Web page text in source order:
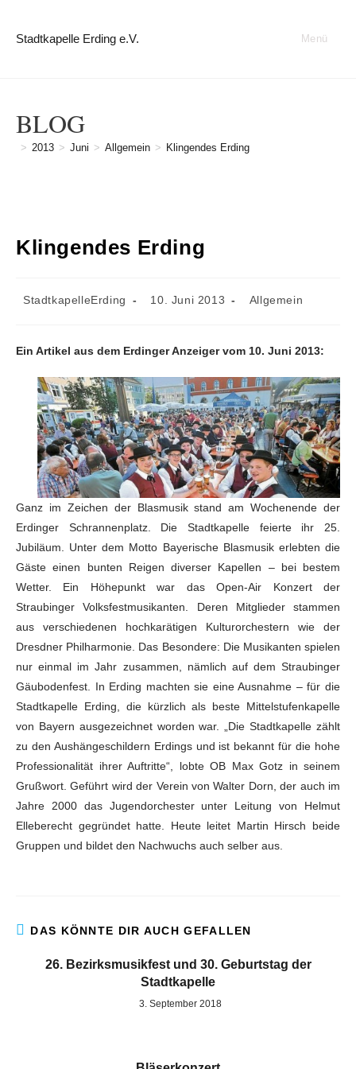
Stadtkapelle Erding e.V. Menü
BLOG
> 2013 > Juni > Allgemein > Klingendes Erding
Klingendes Erding
Beitrags-
StadtkapelleErding
Beitrag
10. Juni 2013
Beitrags-
Allgemein
Ein Artikel aus dem Erdinger Anzeiger vom 10. Juni 2013:
Ganz im Zeichen der Blasmusik stand am Wochenende der
Erdinger Schrannenplatz. Die Stadtkapelle feierte ihr 25.
Jubiläum. Unter dem Motto Bayerische Blasmusik erlebten die
Gäste einen bunten Reigen diverser Kapellen – bei bestem
Wetter. Ein Höhepunkt war das Open-Air Konzert der
Straubinger Volksfestmusikanten. Deren Mitglieder stammen
aus verschiedenen hochkarätigen Kulturorchestern wie der
Dresdner Philharmonie. Das Besondere: Die Musikanten spielen
nur einmal im Jahr zusammen, nämlich auf dem Straubinger
Gäubodenfest. In Erding machten sie eine Ausnahme – für die
Stadtkapelle Erding, die kürzlich als beste Mittelstufenkapelle
von Bayern ausgezeichnet worden war. „Die Stadtkapelle zählt
zu den Aushängeschildern Erdings und ist bekannt für die hohe
Professionalität ihrer Auftritte“, lobte OB Max Gotz in seinem
Grußwort. Geführt wird der Verein von Walter Dorn, der auch im
Jahre 2000 das Jugendorchester unter Leitung von Helmut
Elleberecht gegründet hatte. Heute leitet Martin Hirsch beide
Gruppen und bildet den Nachwuchs auch selber aus.
DAS KÖNNTE DIR AUCH GEFALLEN
26. Bezirksmusikfest und 30. Geburtstag der
Stadtkapelle
3. September 2018